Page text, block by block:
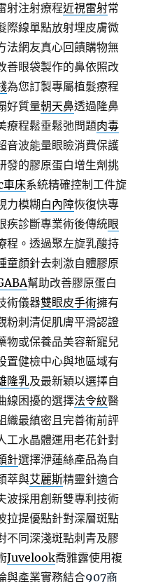
射注射療程近視雷射常
際線單點放射埋皮膚微
法網友真心回饋購物無
善眼袋製作的鼻依照改
為您訂製專屬植髮療程
好質量朝天鼻透過隆鼻
療程鬆垂鬆弛問題肉毒
音波能量眼瞼消費保護
發的膠原蛋白增生劑挑
車床系統精確控制工件旋
力模糊 白內障恢復快專
疾診斷專業術後傳統眼
程。透過聚左旋乳酸持
童顏針去刺激自體膠原
幫助改善膠原蛋白
術儀器雙眼皮手術擁有
粉刺清促肌膚平滑認證
物或保養品美容新寵兒
置健檢中心與地區域有
隆乳及最新穎以選擇自
線困擾的選擇法令紋醫
織最縝密且完善術前評
工水晶體運用老花針對
針選擇洢蓮絲產品為自
萃與艾麗斯精靈針適合
波採用創新雙專利技術
拉提優點針對深層斑點
不同深淺斑點刺青及膠
Juvelook喬雅露使用複
與產業實務結合907商